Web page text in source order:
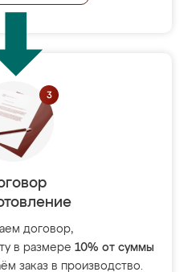
договор,
в размере 10% от суммы
заказ в производство.